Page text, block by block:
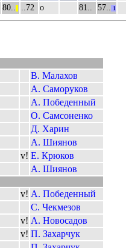
80.. ..72 о 81.. 57.. 1
В. Малахов
А. Саморуков
А. Победенный
О. Самсоненко
Д. Харин
А. Шиянов
v! Е. Крюков
А. Шиянов
v! А. Победенный
С. Чекмезов
v! А. Новосадов
v! П. Захарчук